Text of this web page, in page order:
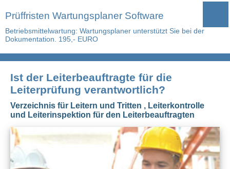
Prüffristen Wartungsplaner Software
Betriebsmittelwartung: Wartungsplaner unterstützt Sie bei der
Dokumentation. 195,- EURO
Ist der Leiterbeauftragte für die
Leiterprüfung verantwortlich?
Verzeichnis für Leitern und Tritten , Leiterkontrolle
und Leiterinspektion für den Leiterbeauftragten